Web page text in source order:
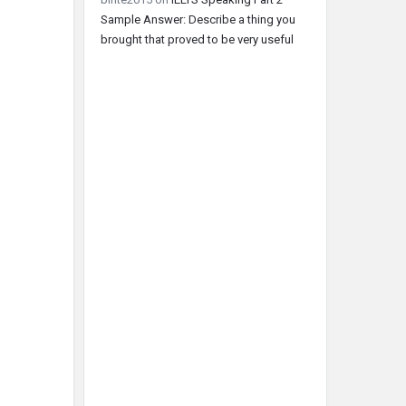
Sample Answer: Describe a thing you
brought that proved to be very useful